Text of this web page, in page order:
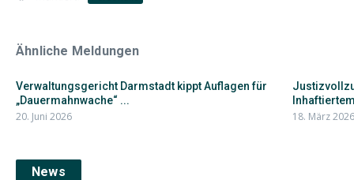
Ähnliche Meldungen
Verwaltungsgericht Darmstadt kippt Auflagen für
„Dauermahnwache“ ...
20. Juni 2026 18. März 2026
News